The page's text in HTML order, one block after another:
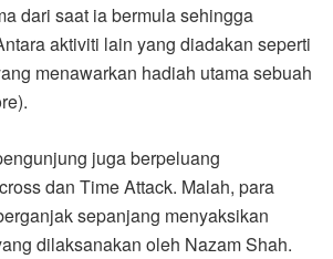
dari saat ia bermula sehingga
aktiviti lain yang diadakan seperti
menawarkan hadiah utama sebuah
juga berpeluang
dan Time Attack. Malah, para
sepanjang menyaksikan
dilaksanakan oleh Nazam Shah.